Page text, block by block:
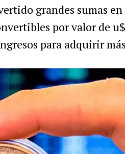
grandes sumas
por valor de
para adquirir más